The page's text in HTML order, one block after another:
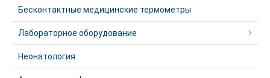
Бесконтактные медицинские термометры
Лабораторное оборудование
Неонатология